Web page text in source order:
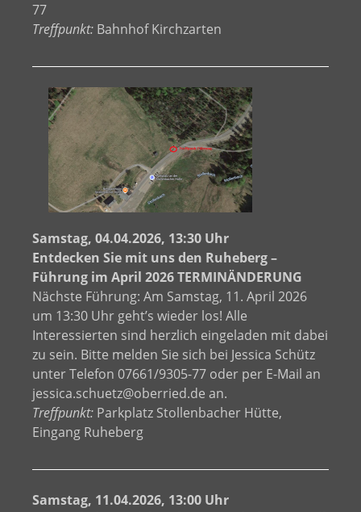
77
Treffpunkt: Bahnhof Kirchzarten
Samstag, 04.04.2026, 13:30 Uhr
Entdecken Sie mit uns den Ruheberg –
Führung im April 2026 TERMINÄNDERUNG
Nächste Führung: Am Samstag, 11. April 2026
um 13:30 Uhr geht’s wieder los! Alle
Interessierten sind herzlich eingeladen mit dabei
zu sein. Bitte melden Sie sich bei Jessica Schütz
unter Telefon 07661/9305-77 oder per E-Mail an
jessica.schuetz@oberried.de an.
Treffpunkt: Parkplatz Stollenbacher Hütte,
Eingang Ruheberg
Samstag, 11.04.2026, 13:00 Uhr